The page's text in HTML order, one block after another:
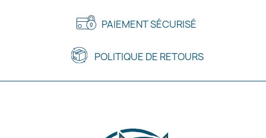
PAIEMENT SÉCURISÉ
POLITIQUE DE RETOURS